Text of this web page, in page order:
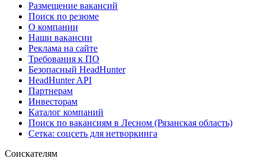
Размещение вакансий
Поиск по резюме
О компании
Наши вакансии
Реклама на сайте
Требования к ПО
Безопасный HeadHunter
HeadHunter API
Партнерам
Инвесторам
Каталог компаний
Поиск по вакансиям в Лесном (Рязанская область)
Сетка: соцсеть для нетворкинга
Соискателям